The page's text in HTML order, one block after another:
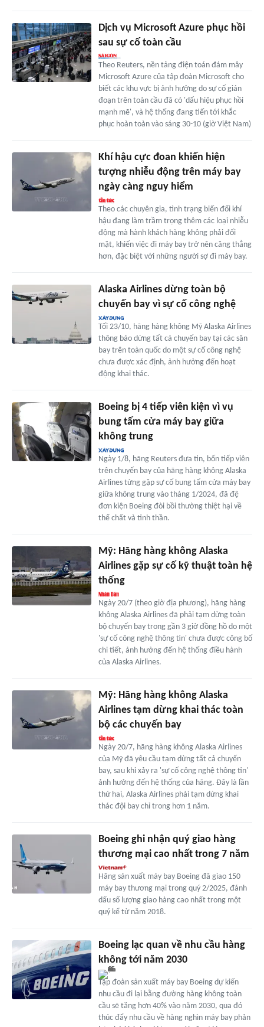
Dịch vụ Microsoft Azure phục hồi
sau sự cố toàn cầu
Theo Reuters, nền tảng điện toán đám mây
Microsoft Azure của tập đoàn Microsoft cho
biết các khu vực bị ảnh hưởng do sự cố gián
đoạn trên toàn cầu đã có 'dấu hiệu phục hồi
mạnh mẽ', và hệ thống đang tiến tới khắc
phục hoàn toàn vào sáng 30-10 (giờ Việt Nam)
Khí hậu cực đoan khiến hiện
tượng nhiễu động trên máy bay
ngày càng nguy hiểm
Theo các chuyên gia, tình trạng biến đổi khí
hậu đang làm trầm trọng thêm các loại nhiễu
động mà hành khách hàng không phải đối
mặt, khiến việc đi máy bay trở nên căng thẳng
hơn, đặc biệt với những người sợ đi máy bay.
Alaska Airlines dừng toàn bộ
chuyến bay vì sự cố công nghệ
Tối 23/10, hãng hàng không Mỹ Alaska Airlines
thông báo dừng tất cả chuyến bay tại các sân
bay trên toàn quốc do một sự cố công nghệ
chưa được xác định, ảnh hưởng đến hoạt
động khai thác.
Boeing bị 4 tiếp viên kiện vì vụ
bung tấm cửa máy bay giữa
không trung
Ngày 1/8, hãng Reuters đưa tin, bốn tiếp viên
trên chuyến bay của hãng hàng không Alaska
Airlines từng gặp sự cố bung tấm cửa máy bay
giữa không trung vào tháng 1/2024, đã đệ
đơn kiện Boeing đòi bồi thường thiệt hại về
thể chất và tinh thần.
Mỹ: Hãng hàng không Alaska
Airlines gặp sự cố kỹ thuật toàn hệ
thống
Ngày 20/7 (theo giờ địa phương), hãng hàng
không Alaska Airlines đã phải tạm dừng toàn
bộ chuyến bay trong gần 3 giờ đồng hồ do một
'sự cố công nghệ thông tin' chưa được công bố
chi tiết, ảnh hưởng đến hệ thống điều hành
của Alaska Airlines.
Mỹ: Hãng hàng không Alaska
Airlines tạm dừng khai thác toàn
bộ các chuyến bay
Ngày 20/7, hãng hàng không Alaska Airlines
của Mỹ đã yêu cầu tạm dừng tất cả chuyến
bay, sau khi xảy ra 'sự cố công nghệ thông tin'
ảnh hưởng đến hệ thống của hãng. Đây là lần
thứ hai, Alaska Airlines phải tạm dừng khai
thác đội bay chỉ trong hơn 1 năm.
Boeing ghi nhận quý giao hàng
thương mại cao nhất trong 7 năm
Hãng sản xuất máy bay Boeing đã giao 150
máy bay thương mại trong quý 2/2025, đánh
dấu số lượng giao hàng cao nhất trong một
quý kể từ năm 2018.
Boeing lạc quan về nhu cầu hàng
không tới năm 2030
Tập đoàn sản xuất máy bay Boeing dự kiến
nhu cầu đi lại bằng đường hàng không toàn
cầu sẽ tăng hơn 40% vào năm 2030, qua đó
thúc đẩy nhu cầu về hàng nghìn máy bay phản